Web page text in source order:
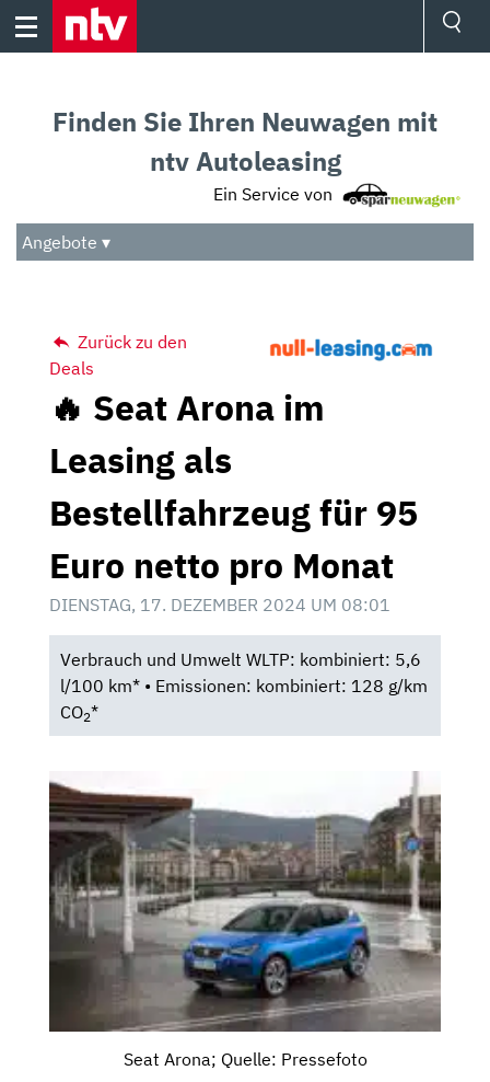
Skip
Audio
Das Beste
Finden Sie Ihren Neuwagen mit
ntv Autoleasing
Ein Service von
Angebote ▾
Zurück zu den
Deals
🔥 Seat Arona im
Leasing als
Bestellfahrzeug für 95
Euro netto pro Monat
DIENSTAG, 17. DEZEMBER 2024 UM 08:01
Verbrauch und Umwelt WLTP: kombiniert: 5,6
l/100 km* • Emissionen: kombiniert: 128 g/km
CO2*
Seat Arona; Quelle: Pressefoto